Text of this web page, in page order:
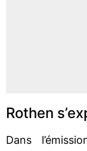
Rothen
Dans